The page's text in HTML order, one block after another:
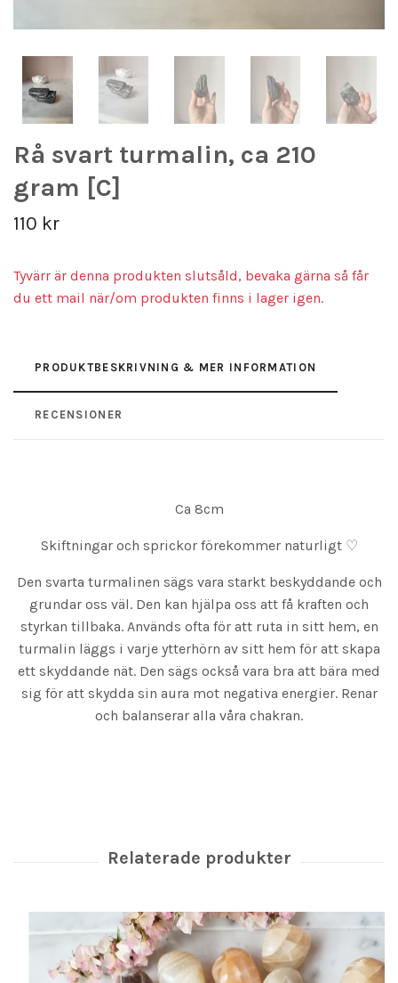
Rå svart turmalin, ca 210
gram [C]
110 kr
Tyvärr är denna produkten slutsåld, bevaka gärna så får
du ett mail när/om produkten finns i lager igen.
PRODUKTBESKRIVNING & MER INFORMATION
RECENSIONER
Ca 8cm
Skiftningar och sprickor förekommer naturligt ♡
Den svarta turmalinen sägs vara starkt beskyddande och
grundar oss väl. Den kan hjälpa oss att få kraften och
styrkan tillbaka. Används ofta för att ruta in sitt hem, en
turmalin läggs i varje ytterhörn av sitt hem för att skapa
ett skyddande nät. Den sägs också vara bra att bära med
sig för att skydda sin aura mot negativa energier. Renar
och balanserar alla våra chakran.